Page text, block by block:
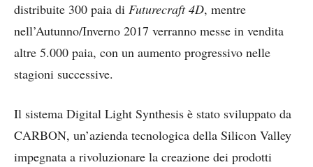
distribuite 300 paia di Futurecraft 4D, mentre
nell’Autunno/Inverno 2017 verranno messe in vendita
altre 5.000 paia, con un aumento progressivo nelle
stagioni successive.
Il sistema Digital Light Synthesis è stato sviluppato da
CARBON, un’azienda tecnologica della Silicon Valley
impegnata a rivoluzionare la creazione dei prodotti